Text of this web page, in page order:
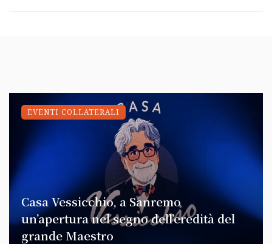
Casa Vessicchio, a Sanremo
un’apertura nel segno dell’eredità del
grande Maestro
EVENTI COLLATERALI